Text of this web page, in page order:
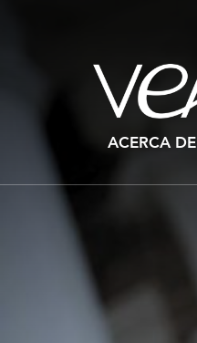
ACERCA DE